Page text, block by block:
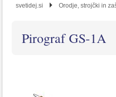
svetidej.si Orodje, strojčki in
Pirograf GS-1A